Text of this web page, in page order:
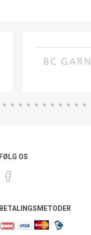
FØLG OS
BETALINGSMETODER